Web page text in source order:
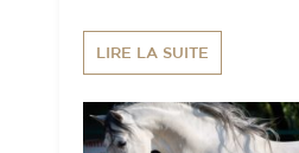
LIRE LA SUITE